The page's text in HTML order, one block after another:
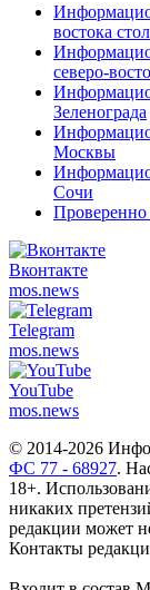
востока
северо-
Зеленограда
Москвы
Сочи
Вконтакте
mos.news
Telegram
mos.news
YouTube
mos.news
© 2014-2026
ФС 77 - 68927.
18+.
никаких
редакции может
Контакты